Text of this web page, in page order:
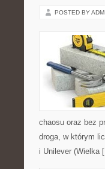
POSTED BY
chaosu oraz bez
droga, w którym
i Unilever (Wielka